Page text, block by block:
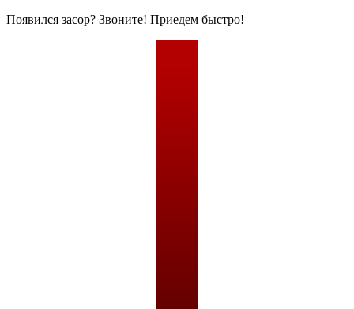
Появился засор? Звоните! Приедем быстро!